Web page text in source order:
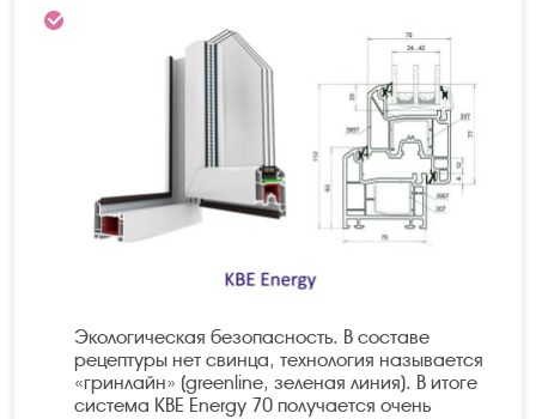
Экологическая безопасность. В составе
рецептуры нет свинца, технология называется
«гринлайн» (greenline, зеленая линия). В итоге
система KBE Energy 70 получается очень